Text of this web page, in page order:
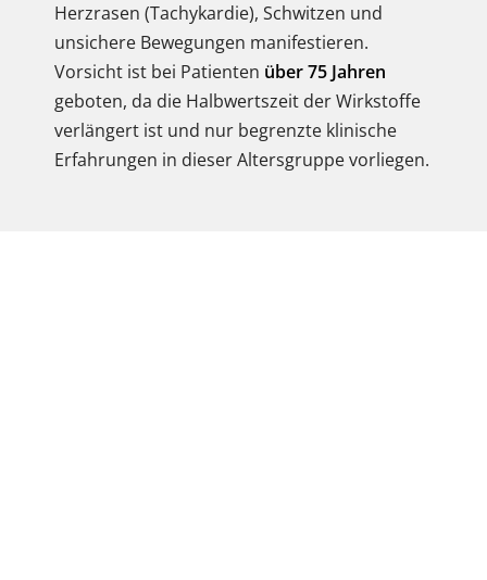
Herzrasen (Tachykardie), Schwitzen und
unsichere Bewegungen manifestieren.
Vorsicht ist bei Patienten über 75 Jahren
geboten, da die Halbwertszeit der Wirkstoffe
verlängert ist und nur begrenzte klinische
Erfahrungen in dieser Altersgruppe vorliegen.